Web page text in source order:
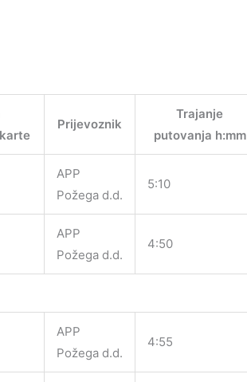
Prijevoznik
Trajanje
putovanja h:mm
APP
Požega d.d.
5:10
APP
Požega d.d.
4:50
APP
Požega d.d.
4:55